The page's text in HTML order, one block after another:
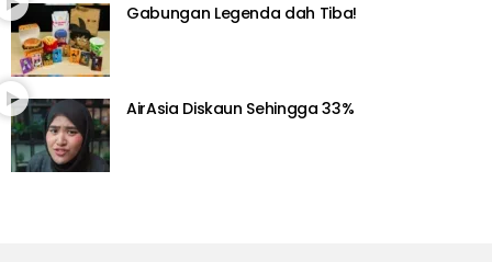
Gabungan Legenda dah Tiba!
AirAsia Diskaun Sehingga 33%